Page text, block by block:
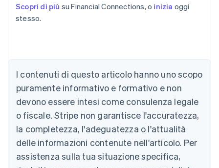
Scopri di più su Financial Connections, o inizia oggi
stesso.
I contenuti di questo articolo hanno uno scopo
puramente informativo e formativo e non
devono essere intesi come consulenza legale
o fiscale. Stripe non garantisce l'accuratezza,
la completezza, l'adeguatezza o l'attualità
delle informazioni contenute nell'articolo. Per
assistenza sulla tua situazione specifica,
English
DeutschEnglish
Belgio
Nederlands Français English
Brasile
PortuguêsEnglish
Bulgaria
Canada